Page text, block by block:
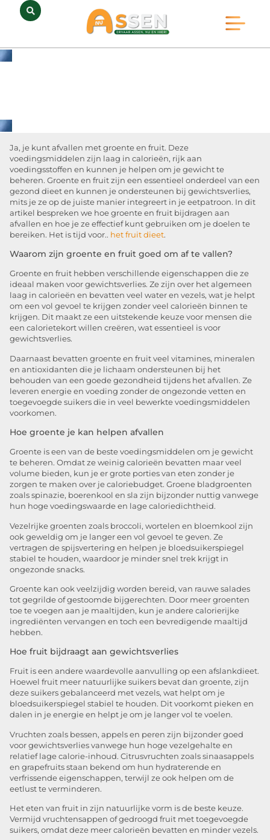
Ja, je kunt afvallen met groente en fruit. Deze
voedingsmiddelen zijn laag in calorieën, rijk aan
voedingsstoffen en kunnen je helpen om je gewicht te
beheren. Groente en fruit zijn een essentieel onderdeel van een
gezond dieet en kunnen je ondersteunen bij gewichtsverlies,
mits je ze op de juiste manier integreert in je eetpatroon. In dit
artikel bespreken we hoe groente en fruit bijdragen aan
afvallen en hoe je ze effectief kunt gebruiken om je doelen te
bereiken. Het is tijd voor.. het fruit dieet.
Waarom zijn groente en fruit goed om af te vallen?
Groente en fruit hebben verschillende eigenschappen die ze
ideaal maken voor gewichtsverlies. Ze zijn over het algemeen
laag in calorieën en bevatten veel water en vezels, wat je helpt
om een vol gevoel te krijgen zonder veel calorieën binnen te
krijgen. Dit maakt ze een uitstekende keuze voor mensen die
een calorietekort willen creëren, wat essentieel is voor
gewichtsverlies.
Daarnaast bevatten groente en fruit veel vitamines, mineralen
en antioxidanten die je lichaam ondersteunen bij het
behouden van een goede gezondheid tijdens het afvallen. Ze
leveren energie en voeding zonder de ongezonde vetten en
toegevoegde suikers die in veel bewerkte voedingsmiddelen
voorkomen.
Hoe groente je kan helpen afvallen
Groente is een van de beste voedingsmiddelen om je gewicht
te beheren. Omdat ze weinig calorieën bevatten maar veel
volume bieden, kun je er grote porties van eten zonder je
zorgen te maken over je caloriebudget. Groene bladgroenten
zoals spinazie, boerenkool en sla zijn bijzonder nuttig vanwege
hun hoge voedingswaarde en lage caloriedichtheid.
Vezelrijke groenten zoals broccoli, wortelen en bloemkool zijn
ook geweldig om je langer een vol gevoel te geven. Ze
vertragen de spijsvertering en helpen je bloedsuikerspiegel
stabiel te houden, waardoor je minder snel trek krijgt in
ongezonde snacks.
Groente kan ook veelzijdig worden bereid, van rauwe salades
tot gegrilde of gestoomde bijgerechten. Door meer groenten
toe te voegen aan je maaltijden, kun je andere calorierijke
ingrediënten vervangen en toch een bevredigende maaltijd
hebben.
Hoe fruit bijdraagt aan gewichtsverlies
Fruit is een andere waardevolle aanvulling op een afslankdieet.
Hoewel fruit meer natuurlijke suikers bevat dan groente, zijn
deze suikers gebalanceerd met vezels, wat helpt om je
bloedsuikerspiegel stabiel te houden. Dit voorkomt pieken en
dalen in je energie en helpt je om je langer vol te voelen.
Vruchten zoals bessen, appels en peren zijn bijzonder goed
voor gewichtsverlies vanwege hun hoge vezelgehalte en
relatief lage calorie-inhoud. Citrusvruchten zoals sinaasappels
en grapefruits staan bekend om hun hydraterende en
verfrissende eigenschappen, terwijl ze ook helpen om de
eetlust te verminderen.
Het eten van fruit in zijn natuurlijke vorm is de beste keuze.
Vermijd vruchtensappen of gedroogd fruit met toegevoegde
suikers, omdat deze meer calorieën bevatten en minder vezels.